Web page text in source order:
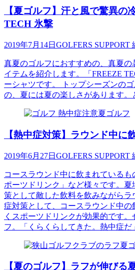
【夏ゴルフ】汗と風で驚異の
TECH 氷撃
2019年7月14日 GOLFERS SUPPORT
真夏のゴルフにおすすめの、真夏
イテムを紹介します。「FREEZE
ーシャツです。 トップシーズンの
の、夏には夏の楽しさがあります
夏ゴルフ
【熱中症対策】ラウンド中に
2019年6月27日 GOLFERS SUPPORT
コースラウンド中に飲まれている
ポーツドリンク」など様々です。
策として敵した飲料を飲みながらラ
症対策として、コースラウンド中
くスポーツドリンクが効果的です
フ。「くらくらしてきた。熱中症だ
夏
【夏のゴルフ】ラフが伸びる